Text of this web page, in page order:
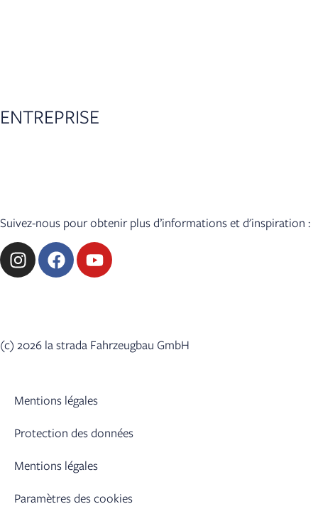
ENTREPRISE
Suivez-nous pour obtenir plus d’informations et d'inspiration :
(c) 2026 la strada Fahrzeugbau GmbH
Mentions légales
Protection des données
Mentions légales
Paramètres des cookies